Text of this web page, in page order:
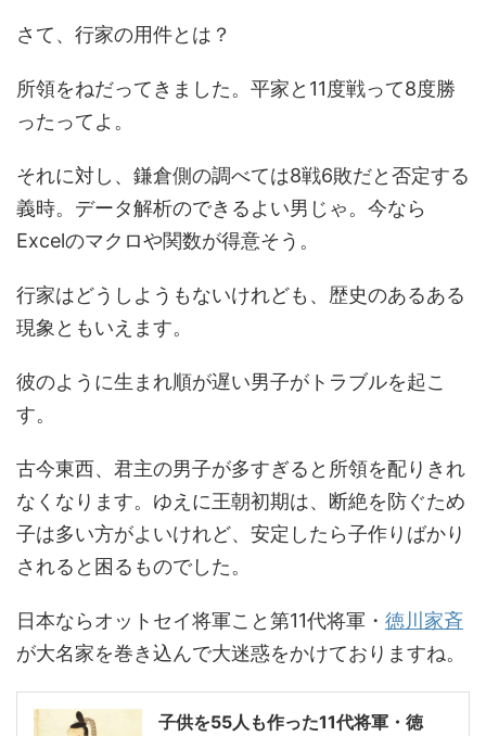
さて、行家の用件とは？
所領をねだってきました。平家と11度戦って8度勝
ったってよ。
それに対し、鎌倉側の調べては8戦6敗だと否定する
義時。データ解析のできるよい男じゃ。今なら
Excelのマクロや関数が得意そう。
行家はどうしようもないけれども、歴史のあるある
現象ともいえます。
彼のように生まれ順が遅い男子がトラブルを起こ
す。
古今東西、君主の男子が多すぎると所領を配りきれ
なくなります。ゆえに王朝初期は、断絶を防ぐため
子は多い方がよいけれど、安定したら子作りばかり
されると困るものでした。
日本ならオットセイ将軍こと第11代将軍・ 徳川家斉
が大名家を巻き込んで大迷惑をかけておりますね。
子供を55人も作った11代将軍・徳